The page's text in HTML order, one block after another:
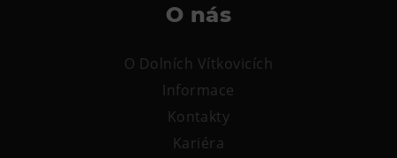
O nás
O Dolních Vítkovicích
Informace
Kontakty
Kariéra